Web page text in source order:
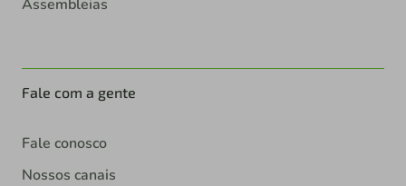
Assembleias
Fale com a gente
Fale conosco
Nossos canais